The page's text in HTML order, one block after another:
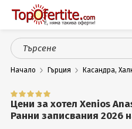
Оферти
СПА
Планина
Начало Гърция Касандра,
Цени за хотел Xenios
Ранни записвания 2026